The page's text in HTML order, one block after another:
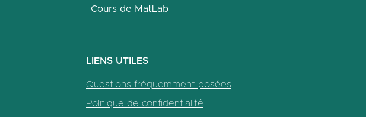
Cours de MatLab
LIENS UTILES
Questions fréquemment posées
Politique de confidentialité